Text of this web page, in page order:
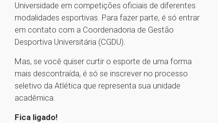
Universidade em competições oficiais de diferentes
modalidades esportivas. Para fazer parte, é só entrar
em contato com a Coordenadoria de Gestão
Desportiva Universitária (CGDU).
Mas, se você quiser curtir o esporte de uma forma
mais descontraída, é só se inscrever no processo
seletivo da Atlética que representa sua unidade
acadêmica.
Fica ligado!